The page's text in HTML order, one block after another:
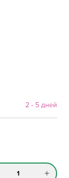
2 - 5 дней